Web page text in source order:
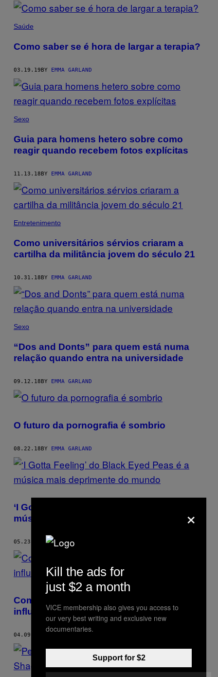
POSTS
BY
THIS
Saúde
Como saber se é hora de largar a terapia?
03.19.19BY EMMA GARLAND
Sexo
Guia para homens hetero sobre como
reagir quando recebem fotos explícitas
11.13.18BY EMMA GARLAND
Entretenimento
Como universitários sérvios criaram a
cartilha da militância jovem do século 21
10.31.18BY EMMA GARLAND
Sexo
“Dos and Donts” para quem está numa
relação quando entra na universidade
09.12.18BY EMMA GARLAND
O futuro da pornografia é sombrio
08.22.18BY EMMA GARLAND
‘I Gotta Feeling’ do Black Eyed Peas é a
música mais deprimente do mundo
05.23.18 BYEMMA GARLAND
Como o rap de Soundcloud e o Xanax
influenciam a moda
04.09.18
×
Kill the ads for
just $2 a month
VICE membership also gives you access to
our very best writing and exclusive new
documentaries.
Support for $2